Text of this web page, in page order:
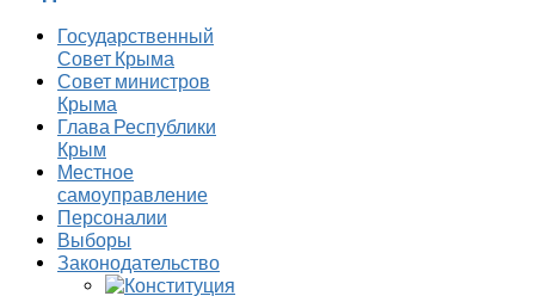
Государственный
Совет Крыма
Совет министров
Крыма
Глава Республики
Крым
Местное
самоуправление
Персоналии
Выборы
Законодательство